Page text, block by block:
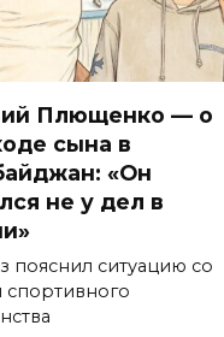
Плющенко — о
сына в
«Он
не у дел в
пояснил ситуацию со
спортивного